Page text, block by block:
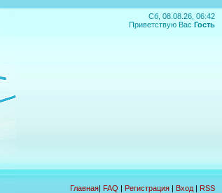
Сб, 08.08.26, 06:42
Приветствую Вас Гость
Главная| FAQ | Регистрация | Вход | RSS